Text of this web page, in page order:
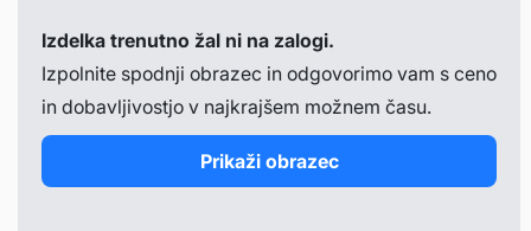
Izdelka trenutno žal ni na zalogi.
Izpolnite spodnji obrazec in odgovorimo vam s ceno
in dobavljivostjo v najkrajšem možnem času.
Prikaži obrazec